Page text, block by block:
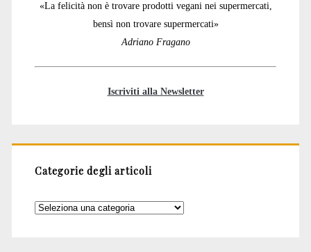
«La felicità non è trovare prodotti vegani nei supermercati,
bensì non trovare supermercati»
Adriano Fragano
Iscriviti alla Newsletter
Categorie degli articoli
Categorie